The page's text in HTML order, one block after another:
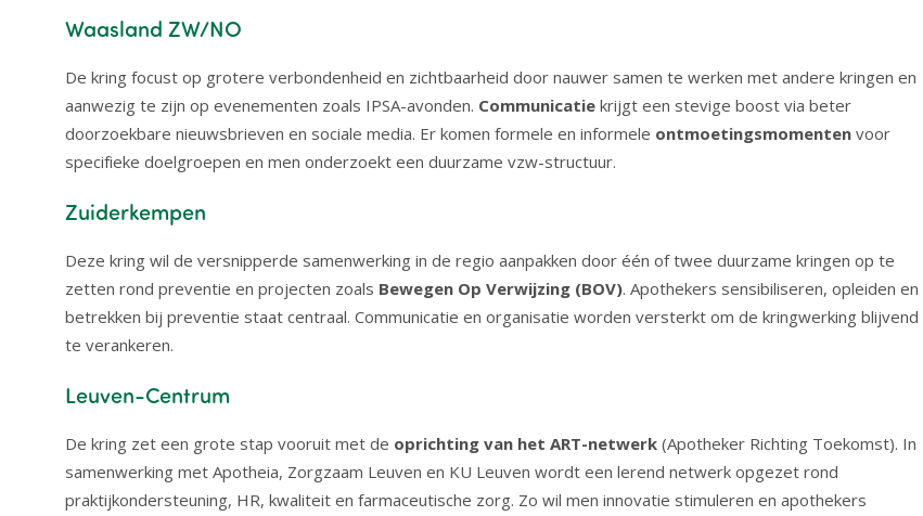
Waasland ZW/NO
De kring focust op grotere verbondenheid en zichtbaarheid door nauwer samen te werken met andere kringen en
aanwezig te zijn op evenementen zoals IPSA-avonden. Communicatie krijgt een stevige boost via beter
doorzoekbare nieuwsbrieven en sociale media. Er komen formele en informele ontmoetingsmomenten voor
specifieke doelgroepen en men onderzoekt een duurzame vzw-structuur.
Zuiderkempen
Deze kring wil de versnipperde samenwerking in de regio aanpakken door één of twee duurzame kringen op te
zetten rond preventie en projecten zoals Bewegen Op Verwijzing (BOV). Apothekers sensibiliseren, opleiden en
betrekken bij preventie staat centraal. Communicatie en organisatie worden versterkt om de kringwerking blijvend
te verankeren.
Leuven-Centrum
De kring zet een grote stap vooruit met de oprichting van het ART-netwerk (Apotheker Richting Toekomst). In
samenwerking met Apotheia, Zorgzaam Leuven en KU Leuven wordt een lerend netwerk opgezet rond
praktijkondersteuning, HR, kwaliteit en farmaceutische zorg. Zo wil men innovatie stimuleren en apothekers